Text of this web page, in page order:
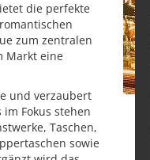
die perfekte
zum zentralen
Markt eine
und verzaubert
Fokus stehen
Taschen,
sowie